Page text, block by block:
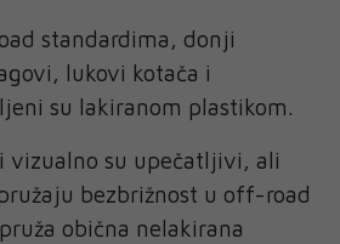
standardima, donji
lukovi kotača i
su lakiranom plastikom.
vizualno su upečatljivi, ali
bezbrižnost u off-road
obična nelakirana